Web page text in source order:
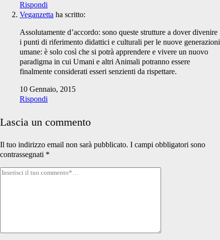
Rispondi
Veganzetta ha scritto:
Assolutamente d’accordo: sono queste strutture a dover divenire
i punti di riferimento didattici e culturali per le nuove generazioni
umane: è solo così che si potrà apprendere e vivere un nuovo
paradigma in cui Umani e altri Animali potranno essere
finalmente considerati esseri senzienti da rispettare.
10 Gennaio, 2015
Rispondi
Lascia un commento
Il tuo indirizzo email non sarà pubblicato. I campi obbligatori sono
contrassegnati *
Tuo